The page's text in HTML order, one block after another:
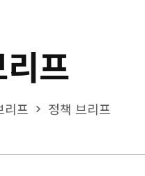
프
리프 정책 브리프